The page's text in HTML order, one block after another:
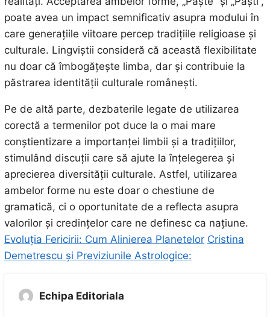
poate avea un impact semnificativ asupra modului în
care generațiile viitoare percep tradițiile religioase și
culturale. Lingviștii consideră că această flexibilitate
nu doar că îmbogățește limba, dar și contribuie la
păstrarea identității culturale românești.
Pe de altă parte, dezbaterile legate de utilizarea
corectă a termenilor pot duce la o mai mare
conștientizare a importanței limbii și a tradițiilor,
stimulând discuții care să ajute la înțelegerea și
aprecierea diversității culturale. Astfel, utilizarea
ambelor forme nu este doar o chestiune de
gramatică, ci o oportunitate de a reflecta asupra
valorilor și credințelor care ne definesc ca națiune.
Evoluția Fericirii: Cum Alinierea Planetelor Cristina
Demetrescu și Previziunile Astrologice:
Echipa Editoriala